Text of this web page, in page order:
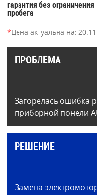
гарантия без ограничения
пробега
*Цена актуальна на:
ПРОБЛЕМА
Загорелась ошибка
приборной понели
РЕШЕНИЕ
Замена